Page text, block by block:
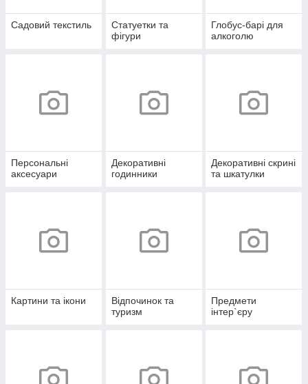
Садовий текстиль
Статуетки та
фігури
Глобус-барі для
алкоголю
Персональні
аксесуари
Декоративні
годинники
Декоративні скрині
та шкатулки
Картини та ікони
Відпочинок та
туризм
Предмети
інтер`єру